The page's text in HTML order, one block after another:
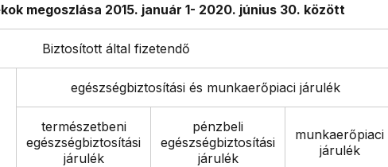
megoszlása 2015. január 1- 2020. június 30. között
Biztosított által fizetendő
egészségbiztosítási és munkaerőpiaci járulék
természetbeni
egészségbiztosítási
járulék
pénzbeli
egészségbiztosítási
járulék
munkaerőpiaci
járulék